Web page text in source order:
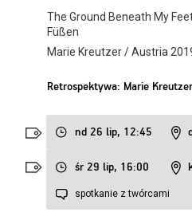
The Ground Beneath My
Füßen
Marie Kreutzer / Austria
Retrospektywa: Marie Kreutzer
nd 26 lip, 12:45
śr 29 lip, 16:00
spotkanie z twórcami